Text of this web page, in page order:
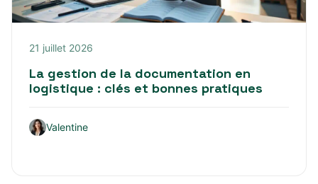
21 juillet 2026
La gestion de la documentation en
logistique : clés et bonnes pratiques
Valentine